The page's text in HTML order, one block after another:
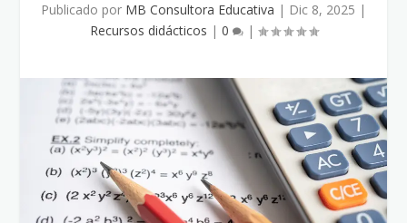
Publicado por MB Consultora Educativa | Dic 8, 2025 |
Recursos didácticos | 0 |